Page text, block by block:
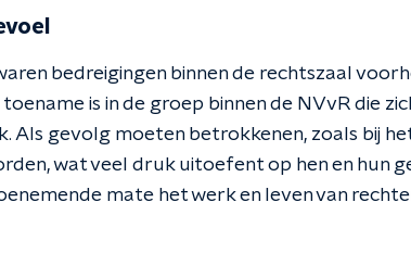
bedreigingen binnen de rechtszaal
is in de groep binnen de NVvR die
Als gevolg moeten betrokkenen, zoals bij
wat veel druk uitoefent op hen en hun
mate het werk en leven van